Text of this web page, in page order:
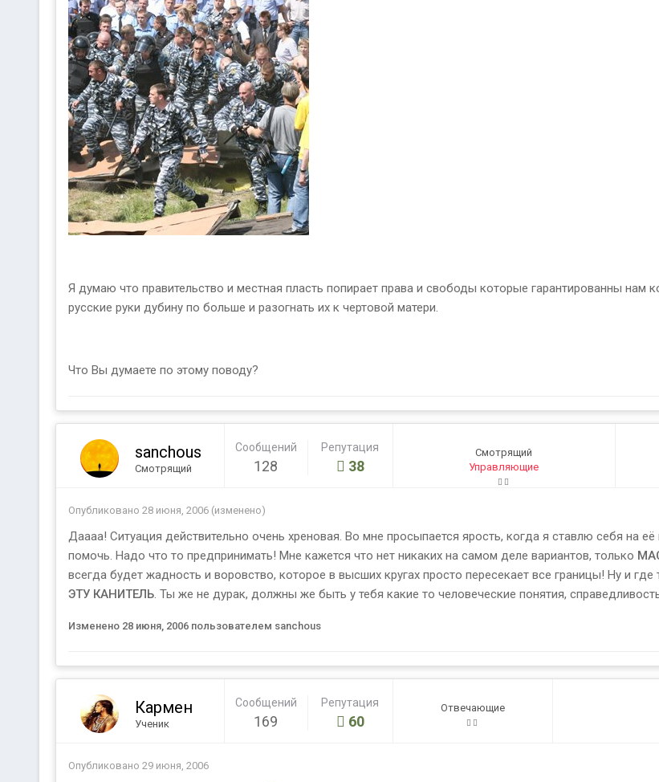
Я думаю что правительство и местная пласть попирает права и свободы которые гарантированны нам
русские руки дубину по больше и разогнать их к чертовой матери.
Что Вы думаете по этому поводу?
sanchous
Смотрящий
Сообщений
128
Репутация
38
Смотрящий
Управляющие
Опубликовано 28 июня, 2006 (изменено)
Даааа! Ситуация действительно очень хреновая. Во мне просыпается ярость, когда я ставлю себя на
помочь. Надо что то предпринимать! Мне кажется что нет никаких на самом деле вариантов, только
всегда будет жадность и воровство, которое в высших кругах просто пересекает все границы! Ну и где
ЭТУ КАНИТЕЛЬ. Ты же не дурак, должны же быть у тебя какие то человеческие понятия,
Изменено 28 июня, 2006пользователем sanchous
Кармен
Ученик
Сообщений
169
Репутация
60
Отвечающие
Опубликовано 29 июня, 2006